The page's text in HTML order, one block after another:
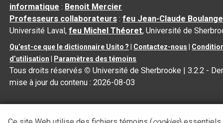
informatique : Benoit Mercier
Professeurs collaborateurs :feu Jean-Claude
Université Laval,feu Michel Théoret, Université de
Qu’est-ce que le dictionnaire Usito ? Contactez-nous
d’utilisation
Paramètres des témoins
Tous droits réservés © Université de Sherbrooke |3.2.2 -
mise à jour du contenu :2026-08-03